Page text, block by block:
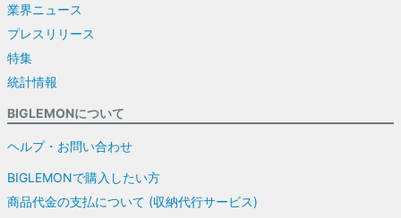
業界ニュース
プレスリリース
特集
統計情報
BIGLEMONについて
ヘルプ・お問い合わせ
BIGLEMONで購入したい方
商品代金の支払について (収納代行サービス)